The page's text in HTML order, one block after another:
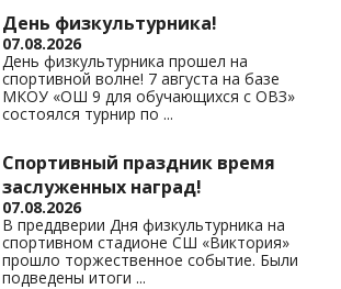
p k
День физкультурника!
07.08.2026
День физкультурника прошел на
спортивной волне! 7 августа на базе
МКОУ «ОШ 9 для обучающихся с ОВЗ»
состоялся турнир по ...
Спортивный праздник время
заслуженных наград!
07.08.2026
В преддверии Дня физкультурника на
спортивном стадионе СШ «Виктория»
прошло торжественное событие. Были
подведены итоги ...